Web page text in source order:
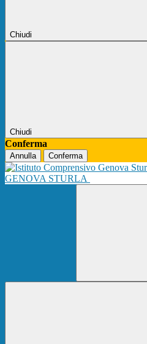
Chiudi
Chiudi
Conferma
Annulla Conferma
GENOVA STURLA